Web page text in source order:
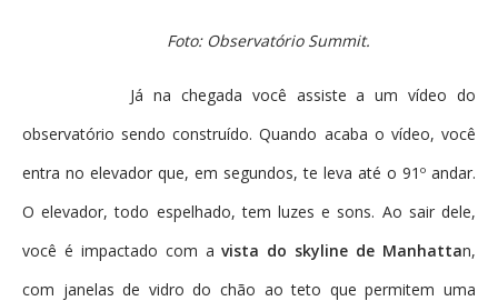
Foto: Observatório Summit.
Já na chegada você assiste a um vídeo do
observatório sendo construído. Quando acaba o vídeo, você
entra no elevador que, em segundos, te leva até o 91º andar.
O elevador, todo espelhado, tem luzes e sons. Ao sair dele,
você é impactado com avista do skyline de Manhattan,
com janelas de vidro do chão ao teto que permitem uma